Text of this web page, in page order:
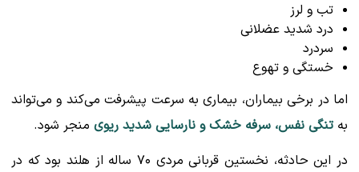
تب و لرز
درد شدید عضلانی
سردرد
خستگی و تهوع
اما در برخی بیماران، بیماری به سرعت پیشرفت می‌کند و می‌تواند
بهتنگی نفس، سرفه خشک و نارسایی شدید ریوی منجر شود.
در این حادثه، نخستین قربانی مردی ۷۰ ساله از هلند بود که در